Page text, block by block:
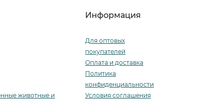
мошки – Simuliidae, мокрецы –
мухи – Muscidae).
незрелыми и зрелыми
имаго Токсаскарис Леонина и
животные и
Информация
Для оптовых
покупателей
Оплата и доставка
Политика
конфиденциальности
Условия соглашения